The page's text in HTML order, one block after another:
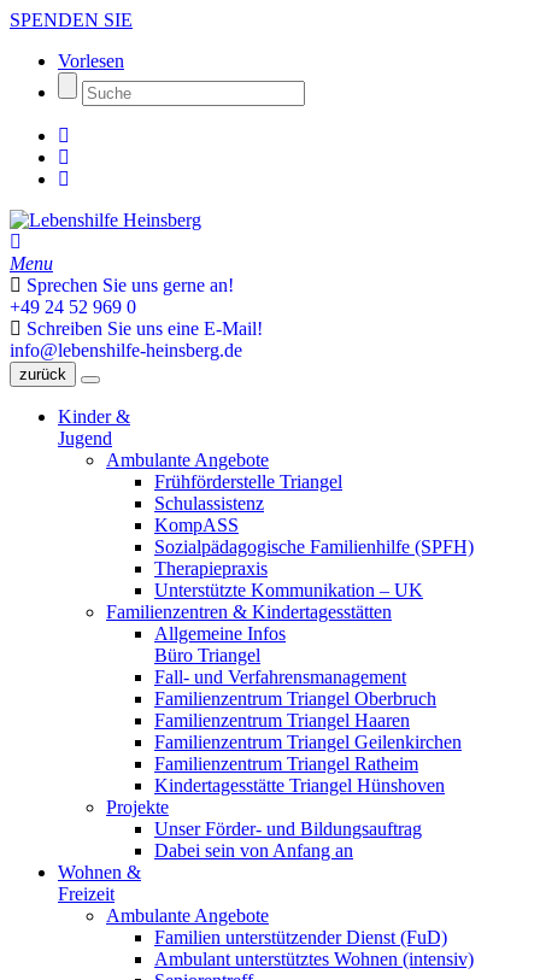
SPENDEN SIE
Vorlesen
Menu
Sprechen Sie uns gerne an!
+49 24 52 969 0
Schreiben Sie uns eine E-Mail!
info@lebenshilfe-heinsberg.de
zurück
Kinder &
Jugend
Ambulante Angebote
Frühförderstelle Triangel
Schulassistenz
KompASS
Sozialpädagogische Familienhilfe (SPFH)
Therapiepraxis
Unterstützte Kommunikation – UK
Familienzentren & Kindertagesstätten
Allgemeine Infos
Büro Triangel
Fall- und Verfahrensmanagement
Familienzentrum Triangel Oberbruch
Familienzentrum Triangel Haaren
Familienzentrum Triangel Geilenkirchen
Familienzentrum Triangel Ratheim
Kindertagesstätte Triangel Hünshoven
Projekte
Unser Förder- und Bildungsauftrag
Dabei sein von Anfang an
Wohnen &
Freizeit
Ambulante Angebote
Familien unterstützender Dienst (FuD)
Ambulant unterstütztes Wohnen (intensiv)